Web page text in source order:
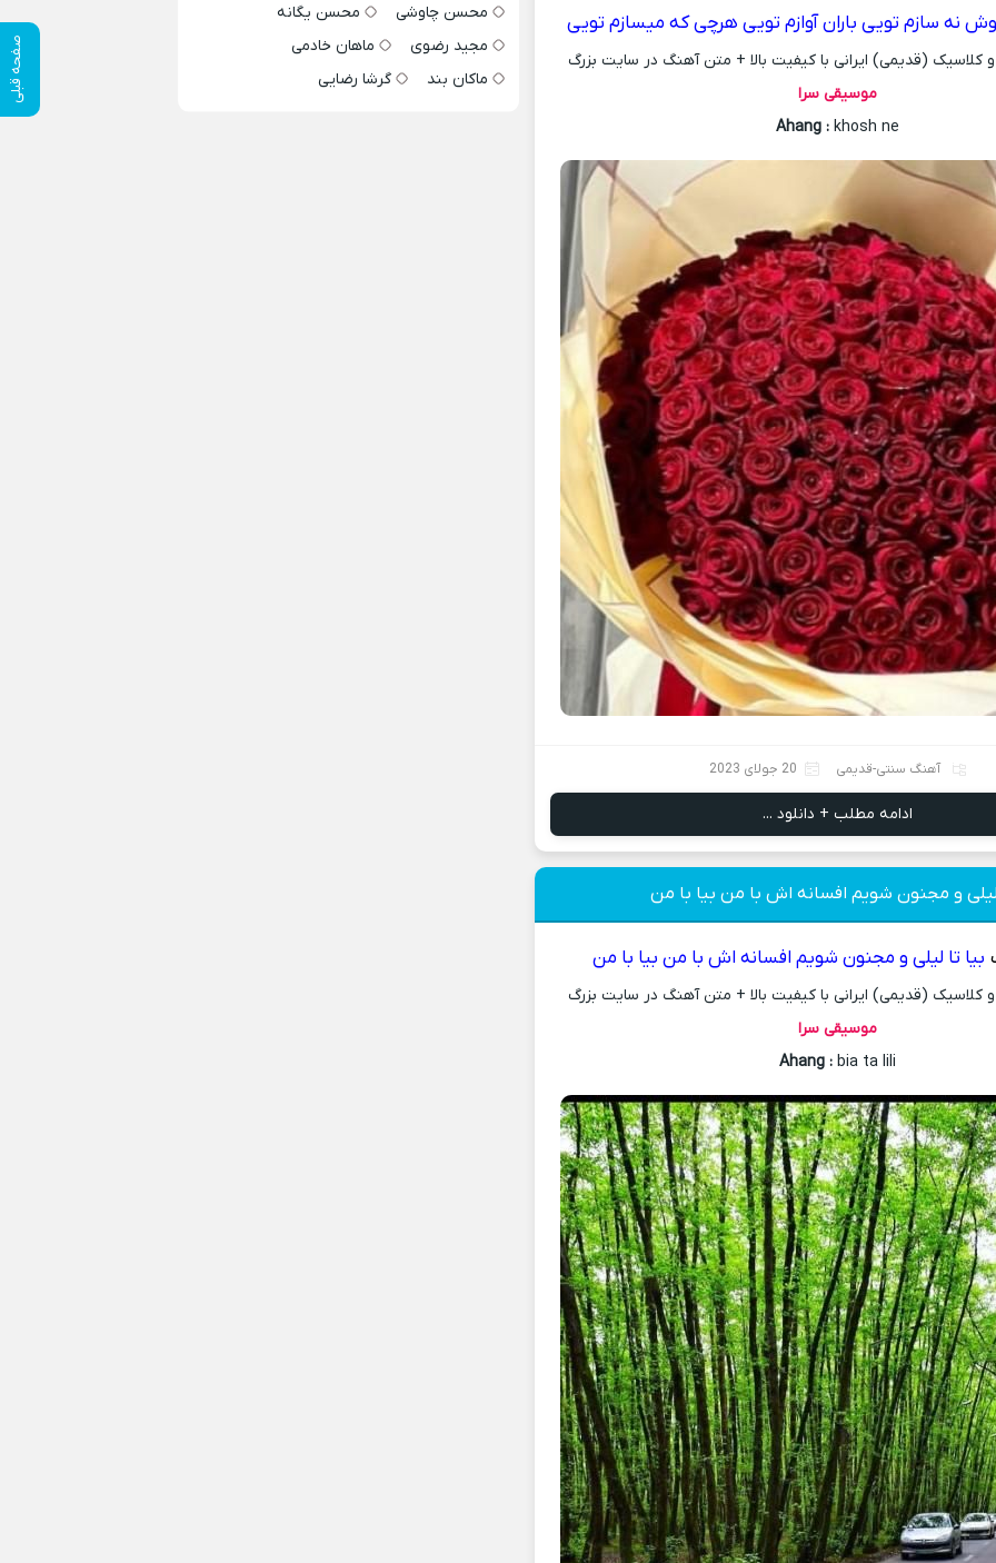
نه سازم تویی باران آوازم تویی هرچی که میسازم تویی
(قدیمی) ایرانی با کیفیت بالا + متن آهنگ در سایت بزرگ
موسیقی سرا
Ahang : khosh ne
آهنگ سنتی-قدیمی 20 جولای 2023
ادامه مطلب + دانلود ...
و مجنون شویم افسانه اش با من بیا با من
بیا تا لیلی و مجنون شویم افسانه اش با من بیا با من
(قدیمی) ایرانی با کیفیت بالا + متن آهنگ در سایت بزرگ
موسیقی سرا
Ahang : bia ta lili
صفحه قبلی
محسن چاوشی
محسن یگانه
مجید رضوی
ماهان خادمی
ماکان بند
گرشا رضایی